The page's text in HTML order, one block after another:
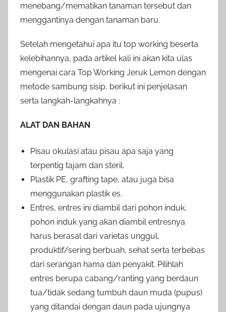
menebang/mematikan tanaman tersebut dan
menggantinya dengan tanaman baru.
Setelah mengetahui apa itu top working beserta
kelebihannya, pada artikel kali ini akan kita ulas
mengenai cara Top Working Jeruk Lemon dengan
metode sambung sisip, berikut ini penjelasan
serta langkah-langkahnya :
ALAT DAN BAHAN
Pisau okulasi atau pisau apa saja yang
terpentig tajam dan steril.
Plastik PE, grafting tape, atau juga bisa
menggunakan plastik es.
Entres, entres ini diambil dari pohon induk,
pohon induk yang akan diambil entresnya
harus berasal dari varietas unggul,
produktif/sering berbuah, sehat serta terbebas
dari serangan hama dan penyakit. Pilihlah
entres berupa cabang/ranting yang berdaun
tua/tidak sedang tumbuh daun muda (pupus)
yang ditandai dengan daun pada ujungnya